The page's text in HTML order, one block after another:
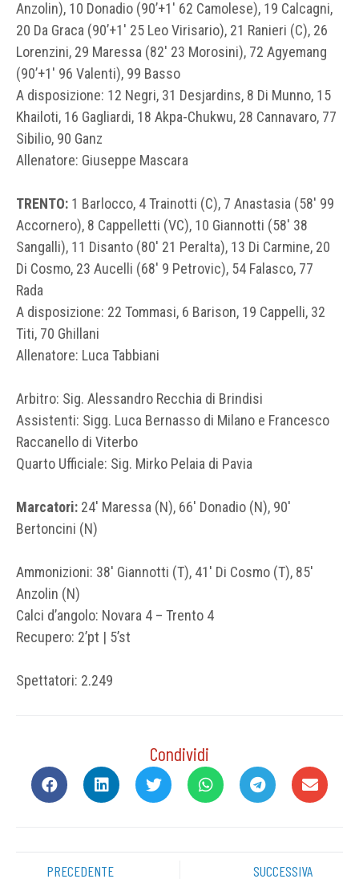
Anzolin), 10 Donadio (90’+1′ 62 Camolese), 19 Calcagni,
20 Da Graca (90’+1′ 25 Leo Virisario), 21 Ranieri (C), 26
Lorenzini, 29 Maressa (82′ 23 Morosini), 72 Agyemang
(90’+1′ 96 Valenti), 99 Basso
A disposizione: 12 Negri, 31 Desjardins, 8 Di Munno, 15
Khailoti, 16 Gagliardi, 18 Akpa-Chukwu, 28 Cannavaro, 77
Sibilio, 90 Ganz
Allenatore: Giuseppe Mascara
TRENTO: 1 Barlocco, 4 Trainotti (C), 7 Anastasia (58′ 99
Accornero), 8 Cappelletti (VC), 10 Giannotti (58′ 38
Sangalli), 11 Disanto (80′ 21 Peralta), 13 Di Carmine, 20
Di Cosmo, 23 Aucelli (68′ 9 Petrovic), 54 Falasco, 77
Rada
A disposizione: 22 Tommasi, 6 Barison, 19 Cappelli, 32
Titi, 70 Ghillani
Allenatore: Luca Tabbiani
Arbitro: Sig. Alessandro Recchia di Brindisi
Assistenti: Sigg. Luca Bernasso di Milano e Francesco
Raccanello di Viterbo
Quarto Ufficiale: Sig. Mirko Pelaia di Pavia
Marcatori: 24′ Maressa (N), 66′ Donadio (N), 90′
Bertoncini (N)
Ammonizioni: 38′ Giannotti (T), 41′ Di Cosmo (T), 85′
Anzolin (N)
Calci d’angolo: Novara 4 – Trento 4
Recupero: 2’pt | 5’st
Spettatori: 2.249
Condividi
PRECEDENTE SUCCESSIVA